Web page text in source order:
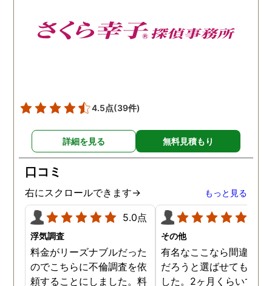
4.5点(39件)
詳細を見る 無料見積もり
口コミ
右にスクロールできます→ もっと見る
5.0点
浮気調査
料金がリーズナブルだった
のでこちらに不倫調査を依
頼することにしました。料
その他
有名なここなら間違いな
だろうと選ばせてもらい
した。2ヶ月くらいで調